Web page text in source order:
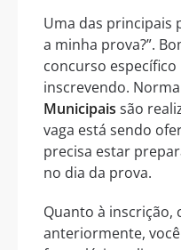
Uma das principais
a minha prova?”.
concurso
inscrevendo.
Municipais são
vaga está sendo
precisa estar
no dia da prova.
Quanto à inscrição,
anteriormente,